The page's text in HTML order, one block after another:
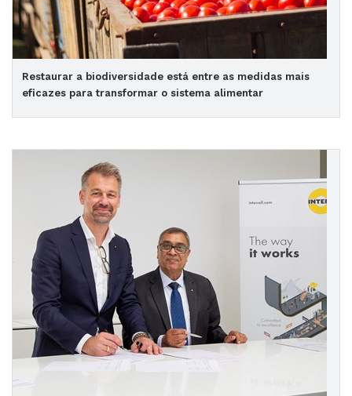
Restaurar a biodiversidade está entre as medidas mais
eficazes para transformar o sistema alimentar